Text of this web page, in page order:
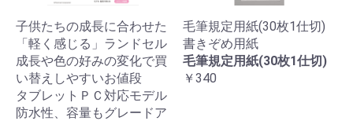
子供たちの成長に合わせた
「軽く感じる」ランドセル
成長や色の好みの変化で買
い替えしやすいお値段
タブレットＰＣ対応モデル
防水性、容量もグレードア
毛筆規定用紙(30枚1仕切)
書きぞめ用紙
毛筆規定用紙(30枚1仕切)
￥340